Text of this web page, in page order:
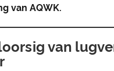
van AQWK.
van